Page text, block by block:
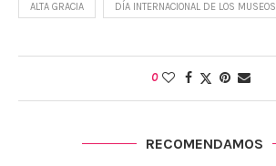
ALTA GRACIA DÍA INTERNACIONAL DE LOS MUSEOS
0
RECOMENDAMOS